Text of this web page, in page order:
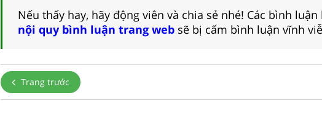
Nếu thấy hay, hãy động viên và chia sẻ nhé! Các bình
nội quy bình luận trang web sẽ bị cấm bình luận vĩnh
Trang trước